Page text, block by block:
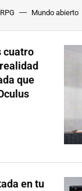
RPG Mundo abierto
cuatro
que
en tu